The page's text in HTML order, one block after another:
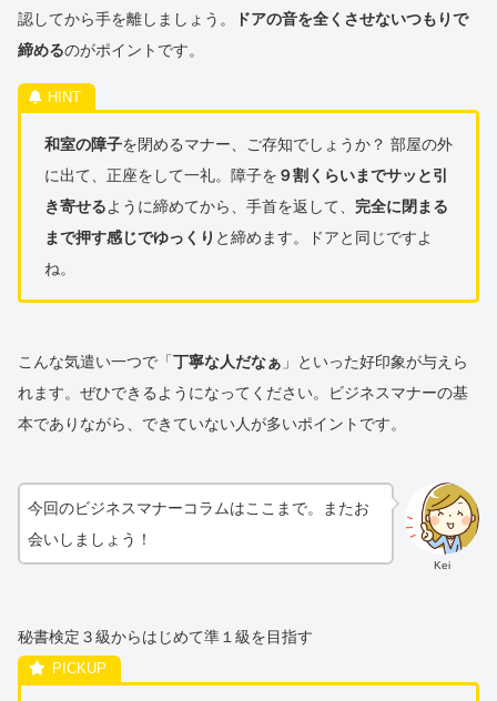
認してから手を離しましょう。
ドアの音を全くさせないつもりで
締めるのがポイントです。
和室の障子を閉めるマナー、ご存知でしょうか？ 部屋の外
に出て、正座をして一礼。障子を ９割くらいまでサッと引
き寄せるように締めてから、手首を返して、 完全に閉まる
まで押す感じでゆっくり と締めます。ドアと同じですよ
ね。
こんな気遣い一つで「丁寧な人だなぁ 」といった好印象が与えら
れます。ぜひできるようになってください。ビジネスマナーの基
本でありながら、できていない人が多いポイントです。
Kei
今回のビジネスマナーコラムはここまで。またお
会いしましょう！
秘書検定３級からはじめて準１級を目指す